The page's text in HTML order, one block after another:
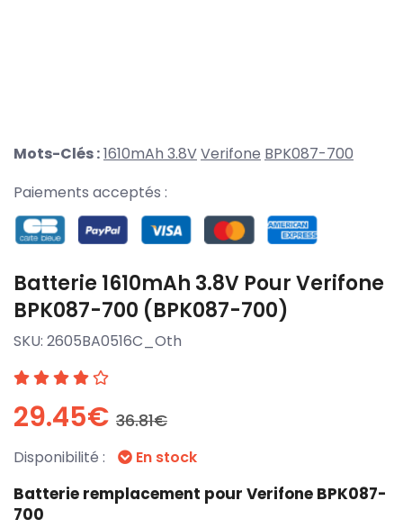
Mots-Clés :1610mAh 3.8VVerifone BPK087-700
Paiements acceptés :
Batterie 1610mAh 3.8V Pour Verifone
BPK087-700 (BPK087-700)
SKU: 2605BA0516C_Oth
29.45€ 36.81€
Disponibilité : En stock
Batterie remplacement pour Verifone BPK087-
700